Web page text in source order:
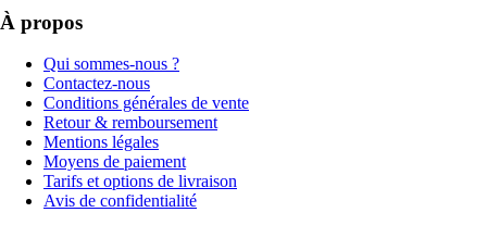
À propos
Qui sommes-nous ?
Contactez-nous
Conditions générales de vente
Retour & remboursement
Mentions légales
Moyens de paiement
Tarifs et options de livraison
Avis de confidentialité